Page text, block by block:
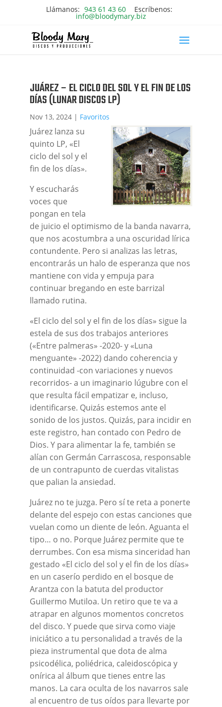
Llámanos: 943 61 43 60 Escríbenos:
info@bloodymary.biz
JUÁREZ – EL CICLO DEL SOL Y EL FIN DE LOS
DÍAS (LUNAR DISCOS LP)
Nov 13, 2024| Favoritos
Juárez lanza su
quinto LP, «El
ciclo del sol y el
fin de los días».
Y escucharás
voces que
pongan en tela
de juicio el optimismo de la banda navarra,
que nos acostumbra a una oscuridad lírica
contundente. Pero si analizas las letras,
encontrarás un halo de esperanza que nos
mantiene con vida y empuja para
continuar bregando en este barrizal
llamado rutina.
«El ciclo del sol y el fin de los días» sigue la
estela de sus dos trabajos anteriores
(«Entre palmeras» -2020- y «Luna
menguante» -2022) dando coherencia y
continuidad -con variaciones y nuevos
recorridos- a un imaginario lúgubre con el
que resulta fácil empatizar e, incluso,
identificarse. Quizás estemos ante el
sonido de los justos. Quizás, para incidir en
este registro, han contado con Pedro de
Dios. Y para alimentar la fe, también se
alían con Germán Carrascosa, responsable
de un contrapunto de cuerdas vitalistas
que palian la ansiedad.
Juárez no te juzga. Pero sí te reta a ponerte
delante del espejo con estas canciones que
vuelan como un diente de león. Aguanta el
tipo… o no. Porque Juárez permite que te
derrumbes. Con esa misma sinceridad han
gestado «El ciclo del sol y el fin de los días»
en un caserío perdido en el bosque de
Arantza con la batuta del productor
Guillermo Mutiloa. Un retiro que te va a
atrapar en algunos momentos concretos
del disco. Y puede que sirva como viaje
iniciático a tu personalidad a través de la
pieza instrumental que dota de alma
psicodélica, poliédrica, caleidoscópica y
onírica al álbum que tienes entre las
manos. La cara oculta de los navarros sale
al encuentro de tus oídos para llevarte por